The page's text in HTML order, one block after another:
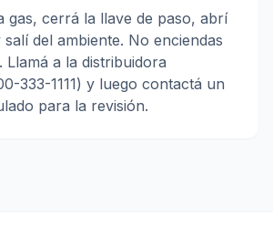
gas, cerrá la llave de paso, abrí
del ambiente. No enciendas
Llamá a la distribuidora
333-1111) y luego contactá un
para la revisión.